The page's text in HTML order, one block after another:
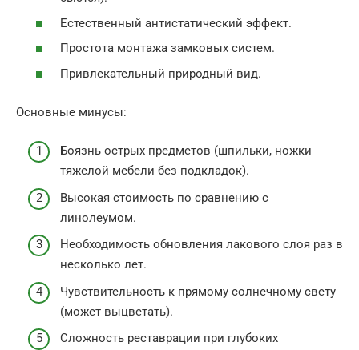
Естественный антистатический эффект.
Простота монтажа замковых систем.
Привлекательный природный вид.
Основные минусы:
Боязнь острых предметов (шпильки, ножки
тяжелой мебели без подкладок).
Высокая стоимость по сравнению с
линолеумом.
Необходимость обновления лакового слоя раз в
несколько лет.
Чувствительность к прямому солнечному свету
(может выцветать).
Сложность реставрации при глубоких